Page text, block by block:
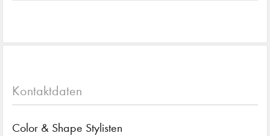
Kontaktdaten
Color & Shape Stylisten